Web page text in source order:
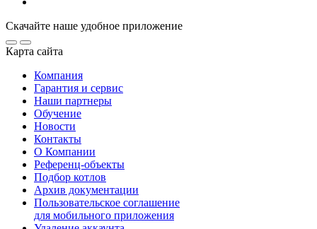
Скачайте наше удобное приложение
Карта сайта
Компания
Гарантия и сервис
Наши партнеры
Обучение
Новости
Контакты
О Компании
Референц-объекты
Подбор котлов
Архив документации
Пользовательское соглашение
для мобильного приложения